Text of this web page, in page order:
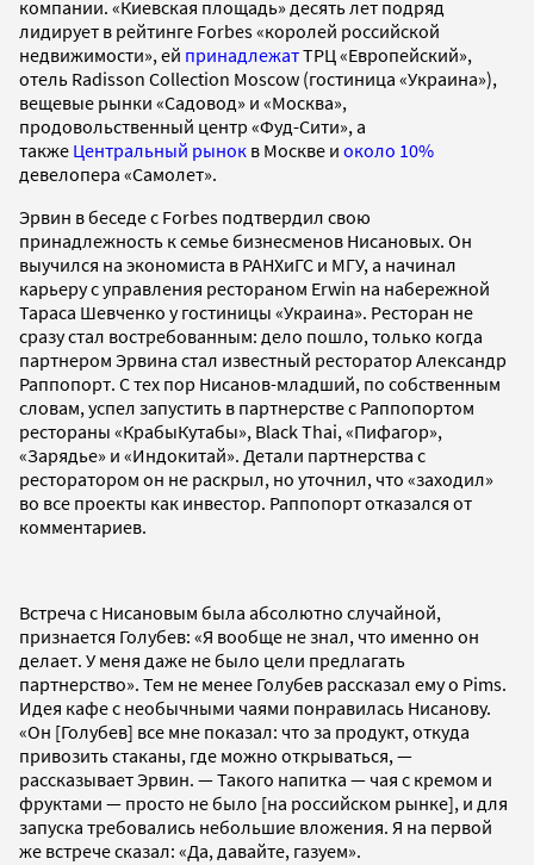
компании. «Киевская площадь» десять лет подряд
лидирует в рейтинге Forbes «королей российской
недвижимости», ей принадлежатТРЦ «Европейский»,
отель Radisson Collection Moscow (гостиница «Украина»),
вещевые рынки «Садовод» и «Москва»,
продовольственный центр «Фуд-Сити», а
также Центральный рынок в Москве и около 10%
девелопера «Самолет».
Эрвин в беседе с Forbes подтвердил свою
принадлежность к семье бизнесменов Нисановых. Он
выучился на экономиста в РАНХиГС и МГУ, а начинал
карьеру с управления рестораном Erwin на набережной
Тараса Шевченко у гостиницы «Украина». Ресторан не
сразу стал востребованным: дело пошло, только когда
партнером Эрвина стал известный ресторатор Александр
Раппопорт. С тех пор Нисанов-младший, по собственным
словам, успел запустить в партнерстве с Раппопортом
рестораны «КрабыКутабы», Black Thai, «Пифагор»,
«Зарядье» и «Индокитай». Детали партнерства с
ресторатором он не раскрыл, но уточнил, что «заходил»
во все проекты как инвестор. Раппопорт отказался от
комментариев.
Встреча с Нисановым была абсолютно случайной,
признается Голубев: «Я вообще не знал, что именно он
делает. У меня даже не было цели предлагать
партнерство». Тем не менее Голубев рассказал ему о Pims.
Идея кафе с необычными чаями понравилась Нисанову.
«Он [Голубев] все мне показал: что за продукт, откуда
привозить стаканы, где можно открываться, —
рассказывает Эрвин. — Такого напитка — чая с кремом и
фруктами — просто не было [на российском рынке], и для
запуска требовались небольшие вложения. Я на первой
же встрече сказал: «Да, давайте, газуем».